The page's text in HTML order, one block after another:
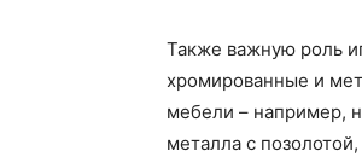
Также важную роль
хромированные и
мебели – например,
металла с